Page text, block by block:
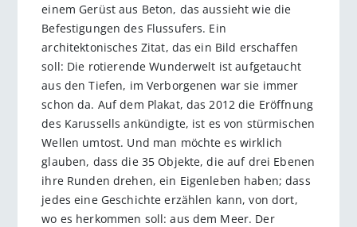
einem Gerüst aus Beton, das aussieht wie die
Befestigungen des Flussufers. Ein
architektonisches Zitat, das ein Bild erschaffen
soll: Die rotierende Wunderwelt ist aufgetaucht
aus den Tiefen, im Verborgenen war sie immer
schon da. Auf dem Plakat, das 2012 die Eröffnung
des Karussells ankündigte, ist es von stürmischen
Wellen umtost. Und man möchte es wirklich
glauben, dass die 35 Objekte, die auf drei Ebenen
ihre Runden drehen, ein Eigenleben haben; dass
jedes eine Geschichte erzählen kann, von dort,
wo es herkommen soll: aus dem Meer. Der